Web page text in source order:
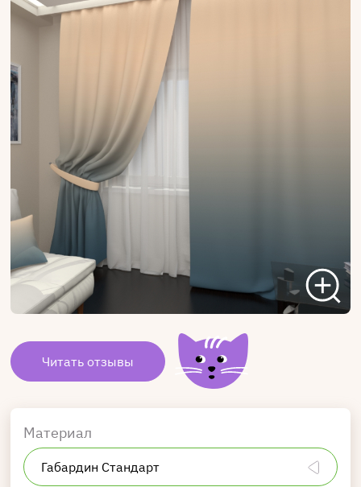
Читать отзывы
Материал